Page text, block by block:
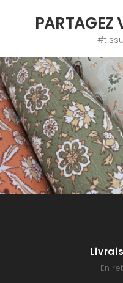
PARTAGEZ
En